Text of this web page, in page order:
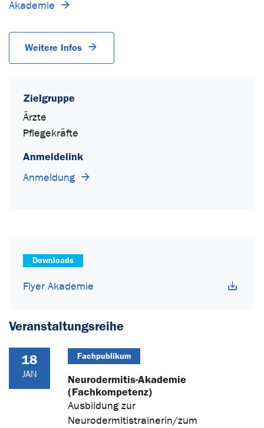
Akademie
Weitere Infos
Zielgruppe
Ärzte
Pflegekräfte
Anmeldelink
Anmeldung
Downloads
Flyer Akademie
Veranstaltungsreihe
18
JAN
Fachpublikum
Neurodermitis-Akademie
(Fachkompetenz)
Ausbildung zur
Neurodermitistrainerin/zum